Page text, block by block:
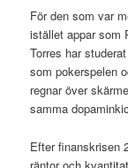
För den som var
istället appar som
Torres har
som pokerspelen
regnar över
samma
Efter finanskrisen
räntor och